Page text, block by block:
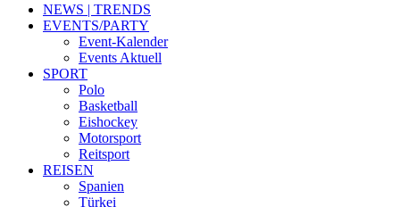
NEWS | TRENDS
EVENTS/PARTY
Event-Kalender
Events Aktuell
SPORT
Polo
Basketball
Eishockey
Motorsport
Reitsport
REISEN
Spanien
Türkei